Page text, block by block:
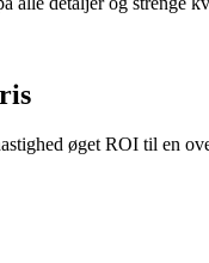
øget ROI til en